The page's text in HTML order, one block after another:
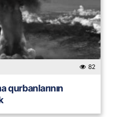
82
qurbanlarının